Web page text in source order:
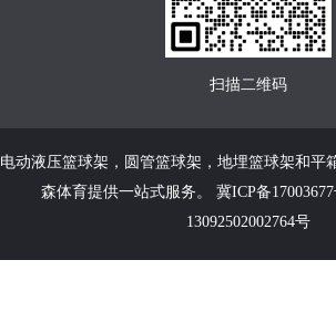
扫描二维码
电动液压篮球架 ， 圆管篮球架 ， 地埋篮球架和平
森体育提供一站式服务。 冀ICP备17003677
13092502002764号